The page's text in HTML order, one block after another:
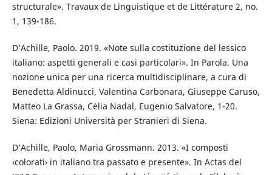
structurale». Travaux de Linguistique et de Littérature 2, no.
1, 139-186.
D’Achille, Paolo. 2019. «Note sulla costituzione del lessico
italiano: aspetti generali e casi particolari». In Parola. Una
nozione unica per una ricerca multidisciplinare, a cura di
Benedetta Aldinucci, Valentina Carbonara, Giuseppe Caruso,
Matteo La Grassa, Cèlia Nadal, Eugenio Salvatore, 1-20.
Siena: Edizioni Università per Stranieri di Siena.
D’Achille, Paolo, Maria Grossmann. 2013. «I composti
‹colorati› in italiano tra passato e presente». In Actas del